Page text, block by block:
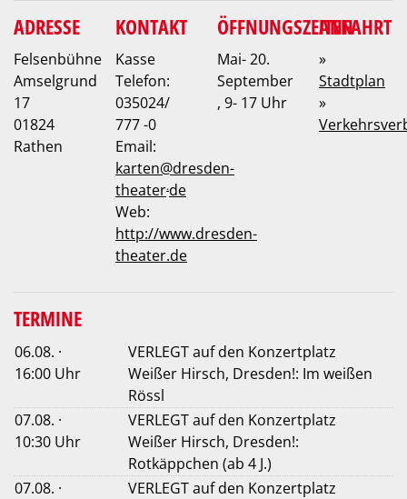
ADRESSE
Felsenbühne
Amselgrund
17
01824
Rathen
KONTAKT
Kasse
Telefon:
035024/
777 -0
Email:
karten@dresden-
theater.de
Web:
http://www.dresden-
theater.de
ÖFFNUNGSZEITEN
Mai- 20.
September
, 9- 17 Uhr
ANFAHRT
»
Stadtplan
»
TERMINE
06.08. ·
16:00 Uhr
VERLEGT auf den Konzertplatz
Weißer Hirsch, Dresden!: Im weißen
Rössl
07.08. ·
10:30 Uhr
VERLEGT auf den Konzertplatz
Weißer Hirsch, Dresden!:
Rotkäppchen (ab 4 J.)
07.08. ·
VERLEGT auf den Konzertplatz